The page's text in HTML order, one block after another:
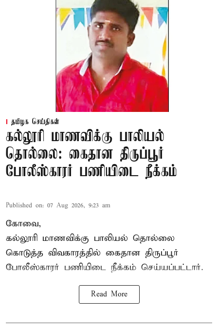
தமிழக செய்திகள்
கல்லூரி மாணவிக்கு பாலியல்
தொல்லை: கைதான திருப்பூர்
போலீஸ்காரர் பணியிடை நீக்கம்
Published on: 07 Aug 2026, 9:23 am
கோவை,
கல்லூரி மாணவிக்கு பாலியல் தொல்லை
கொடுத்த விவகாரத்தில் கைதான திருப்பூர்
போலீஸ்காரர் பணியிடை நீக்கம் செய்யப்பட்டார்.
Read More